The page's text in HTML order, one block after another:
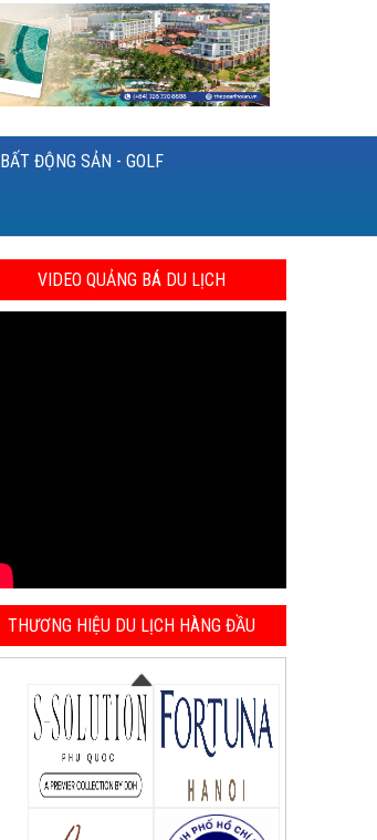
BẤT ĐỘNG SẢN - GOLF
VIDEO QUẢNG BÁ DU LỊCH
THƯƠNG HIỆU DU LỊCH HÀNG ĐẦU